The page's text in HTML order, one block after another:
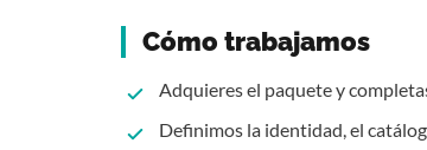
Cómo trabajamos
Adquieres el paquete y
Definimos la identidad, el